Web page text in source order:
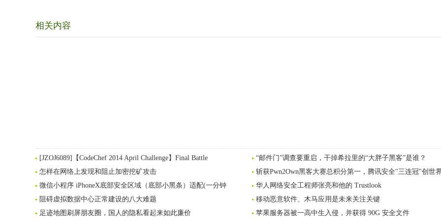
相关内容
[JZOJ6089]【CodeChef 2014 April Challenge】Final Battle
“邮件门”调查要重启，干掉希拉里的“大胖子黑客”是谁？
怎样在网络上发现和阻止加密挖矿攻击
斩获Pwn2Own黑客大赛总积分第一，腾讯安全"三连冠"创世
微信小程序 iPhoneX底部安全区域（底部小黑条）适配(一分钟
华人网络安全工程师张亮和他的 Trustlook
阻碍虚拟数据中心正常建设的八大难题
移动恶意软件、木马应用是未来关注关键
足迹地图刷屏朋友圈，国人的隐私看起来如此廉价
苹果服务器被一高中生入侵，并获得 90G 安全文件